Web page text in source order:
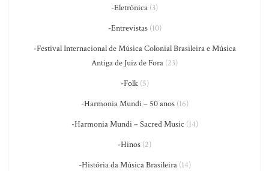
-Eletrônica (3)
-Entrevistas(10)
-Festival Internacional de Música Colonial Brasileira e Música
Antiga de Juiz de Fora (23)
-Folk(5)
-Harmonia Mundi – 50 anos(16)
-Harmonia Mundi – Sacred Music (14)
-Hinos (2)
-História da Música Brasileira(14)